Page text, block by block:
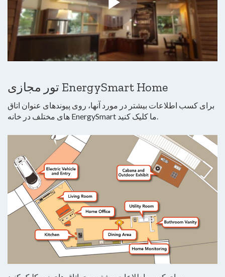
تور مجازی EnergySmart Home
برای کسب اطلاعات بیشتر در مورد آنها، روی پیوندهای عنوان اتاق
های مختلف در خانه EnergySmart ما کلیک کنید.